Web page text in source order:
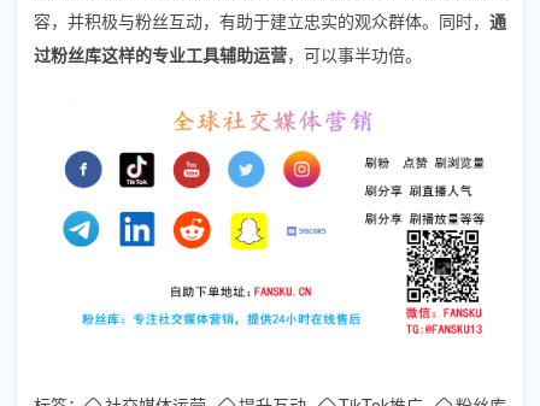
容，并积极与粉丝互动，有助于建立忠实的观众群体。同时， 通
过粉丝库这样的专业工具辅助运营，可以事半功倍。